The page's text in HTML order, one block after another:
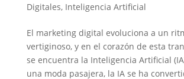
Digitales, Inteligencia Artificial
El marketing digital evoluciona a un
vertiginoso, y en el corazón de esta
se encuentra la Inteligencia Artificial
una moda pasajera, la IA se ha